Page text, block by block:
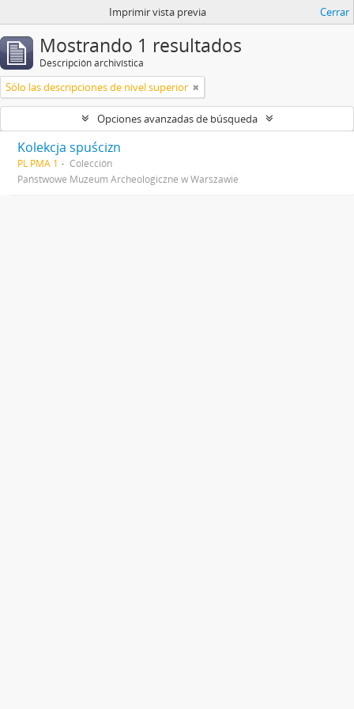
Imprimir vista previa Cerrar
Mostrando 1 resultados
Descripción archivística
Sólo las descripciones de nivel superior
Opciones avanzadas de búsqueda
Kolekcja spuścizn
PL PMA 1
Colección
Państwowe Muzeum Archeologiczne w Warszawie